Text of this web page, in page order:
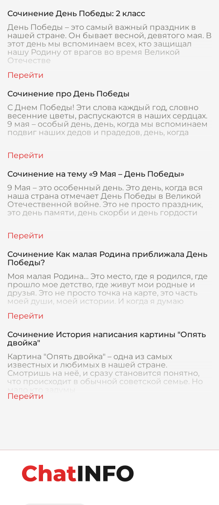
Сочинение День Победы: 2 класс
День Победы – это самый важный праздник в
нашей стране. Он бывает весной, девятого мая. В
этот день мы вспоминаем всех, кто защищал
нашу Родину от врагов во время Великой
Отечестве
Сочинение про День Победы
С Днем Победы! Эти слова каждый год, словно
весенние цветы, распускаются в наших сердцах.
9 мая – особый день, день, когда мы вспоминаем
подвиг наших дедов и прадедов, день, когда
Сочинение на тему «9 Мая – День Победы»
9 Мая – это особенный день. Это день, когда вся
наша страна отмечает День Победы в Великой
Отечественной войне. Это не просто праздник,
это день памяти, день скорби и день гордости
Сочинение Как малая Родина приближала День
Победы?
Моя малая Родина… Это место, где я родился, где
прошло мое детство, где живут мои родные и
друзья. Это не просто точка на карте, это часть
моей души, моей истории. И когда я думаю
Сочинение История написания картины "Опять
двойка"
Картина "Опять двойка" – одна из самых
известных и любимых в нашей стране.
Смотришь на неё, и сразу становится понятно,
что происходит в обычной советской семье. Но